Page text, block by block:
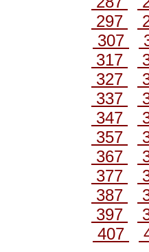
297
307
317
327
337
347
357
367
377
387
397
407